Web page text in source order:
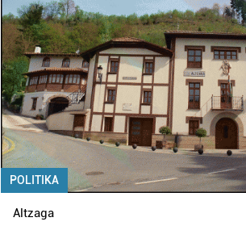
POLITIKA
Altzaga